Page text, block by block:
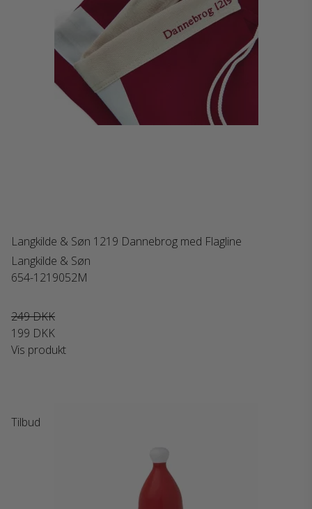
Langkilde & Søn 1219 Dannebrog med Flagline
Langkilde & Søn
654-1219052M
249 DKK
199 DKK
Vis produkt
Tilbud